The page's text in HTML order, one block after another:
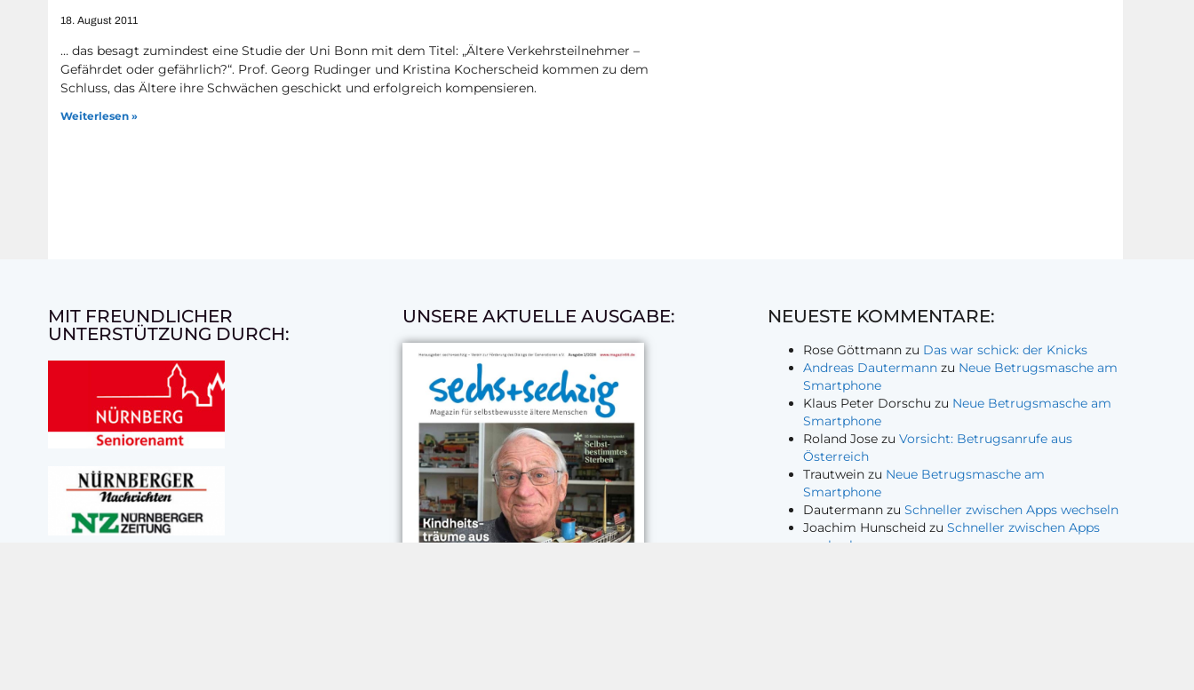
18. August 2011
… das besagt zumindest eine Studie der Uni Bonn mit dem Titel: „Ältere Verkehrsteilnehmer –
Gefährdet oder gefährlich?“. Prof. Georg Rudinger und Kristina Kocherscheid kommen zu dem
Schluss, das Ältere ihre Schwächen geschickt und erfolgreich kompensieren.
Weiterlesen »
MIT FREUNDLICHER
UNTERSTÜTZUNG DURCH:
UNSERE AKTUELLE AUSGABE: NEUESTE KOMMENTARE:
Rose Göttmann zu Das war schick: der Knicks
Andreas Dautermann zu Neue Betrugsmasche am
Smartphone
Klaus Peter Dorschu zu Neue Betrugsmasche am
Smartphone
Roland Jose zuVorsicht: Betrugsanrufe aus
Österreich
Trautwein zu Neue Betrugsmasche am
Smartphone
Dautermann zuSchneller zwischen Apps wechseln
Joachim Hunscheid zuSchneller zwischen Apps
wechseln